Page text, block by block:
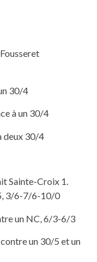
30/4
à un 30/4
deux 30/4
Sainte-Croix 1.
3/6-7/6-10/0
un NC, 6/3-6/3
un 30/5 et un